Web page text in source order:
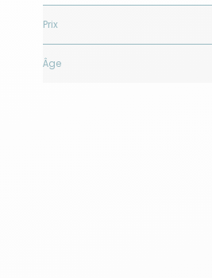
Prix
Âge